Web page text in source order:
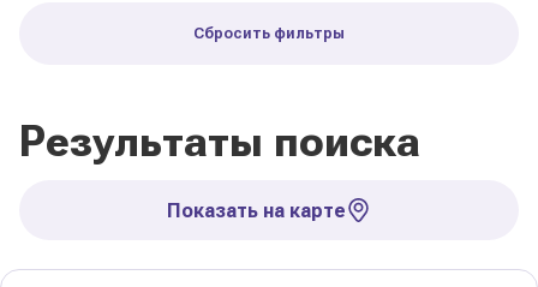
Сбросить фильтры
Результаты поиска
Показать на карте